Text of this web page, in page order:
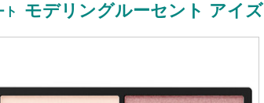
ト モデリングルーセント アイズ